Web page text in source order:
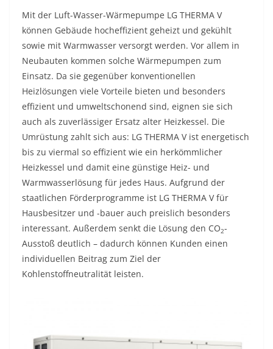
Mit der Luft-Wasser-Wärmepumpe LG THERMA V
können Gebäude hocheffizient geheizt und gekühlt
sowie mit Warmwasser versorgt werden. Vor allem in
Neubauten kommen solche Wärmepumpen zum
Einsatz. Da sie gegenüber konventionellen
Heizlösungen viele Vorteile bieten und besonders
effizient und umweltschonend sind, eignen sie sich
auch als zuverlässiger Ersatz alter Heizkessel. Die
Umrüstung zahlt sich aus: LG THERMA V ist energetisch
bis zu viermal so effizient wie ein herkömmlicher
Heizkessel und damit eine günstige Heiz- und
Warmwasserlösung für jedes Haus. Aufgrund der
staatlichen Förderprogramme ist LG THERMA V für
Hausbesitzer und -bauer auch preislich besonders
interessant. Außerdem senkt die Lösung den CO2-
Ausstoß deutlich – dadurch können Kunden einen
individuellen Beitrag zum Ziel der
Kohlenstoffneutralität leisten.